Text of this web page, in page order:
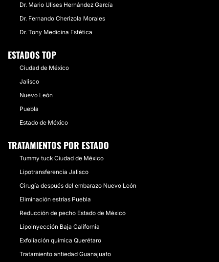
Dr. Mario Ulises Hernández García
Dr. Fernando Cherizola Morales
Dr. Tony Medicina Estética
ESTADOS TOP
Ciudad de México
Jalisco
Nuevo León
Puebla
Estado de México
TRATAMIENTOS POR ESTADO
Tummy tuck Ciudad de México
Lipotransferencia Jalisco
Cirugía después del embarazo Nuevo León
Eliminación estrías Puebla
Reducción de pecho Estado de México
Lipoinyección Baja California
Exfoliación química Querétaro
Tratamiento antiedad Guanajuato